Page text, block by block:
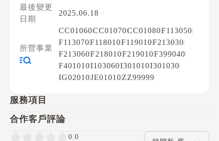
最後變更
日期
2025.06.18
所營事業
CC01060CC01070CC01080F113050
F113070F118010F119010F213030
F213060F218010F219010F399040
F401010I103060I301010I301030
IG02010JE01010ZZ99999
服務項目
合作客戶評論
0.0
評論排序